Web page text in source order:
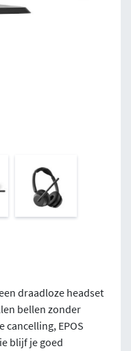
draadloze headset
bellen zonder
EPOS
blijf je goed